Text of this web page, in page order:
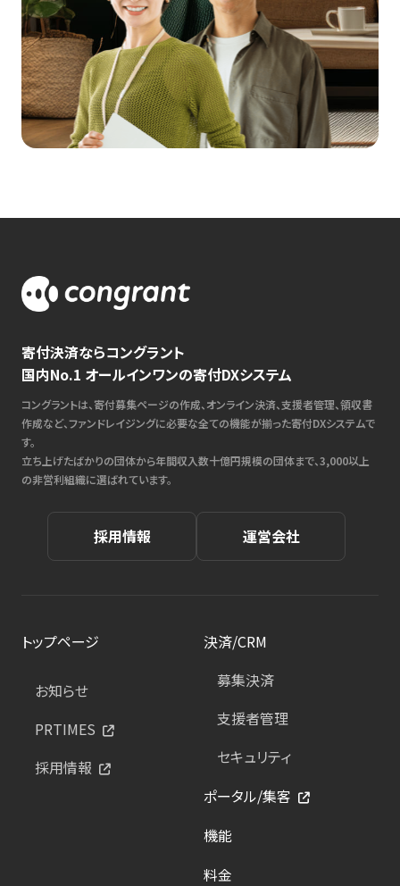
寄付決済ならコングラント
国内No.1 オールインワンの寄付DXシステム
コングラントは、寄付募集ページの作成、オンライン決済、支援者管理、領収書
作成など、ファンドレイジングに必要な全ての機能が揃った寄付DXシステムで
す。
立ち上げたばかりの団体から年間収入数十億円規模の団体まで、3,000以上
の非営利組織に選ばれています。
採用情報 運営会社
トップページ
お知らせ
PRTIMES
採用情報
決済/CRM
募集決済
支援者管理
セキュリティ
ポータル/集客
機能
料金